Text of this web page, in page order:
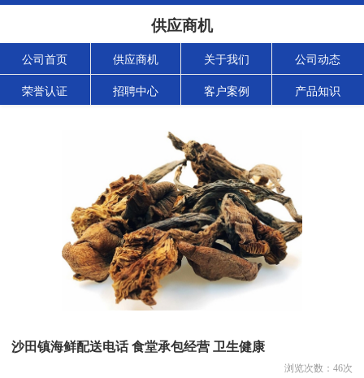
供应商机
公司首页 供应商机 关于我们 公司动态
荣誉认证 招聘中心 客户案例 产品知识
沙田镇海鲜配送电话 食堂承包经营 卫生健康
浏览次数： 46次